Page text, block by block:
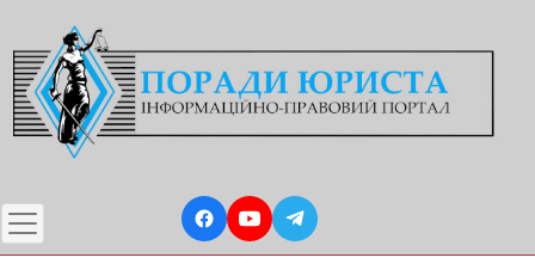
до
основного
вмісту